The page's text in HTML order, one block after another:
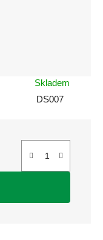
Skladem
DS007